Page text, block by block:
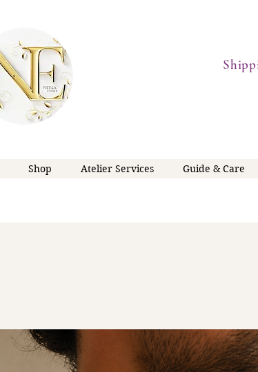
Shop Atelier Services Guide & Care